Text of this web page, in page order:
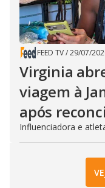
FEED TV/29/07/
Virginia
viagem à
após
Influenciadora e